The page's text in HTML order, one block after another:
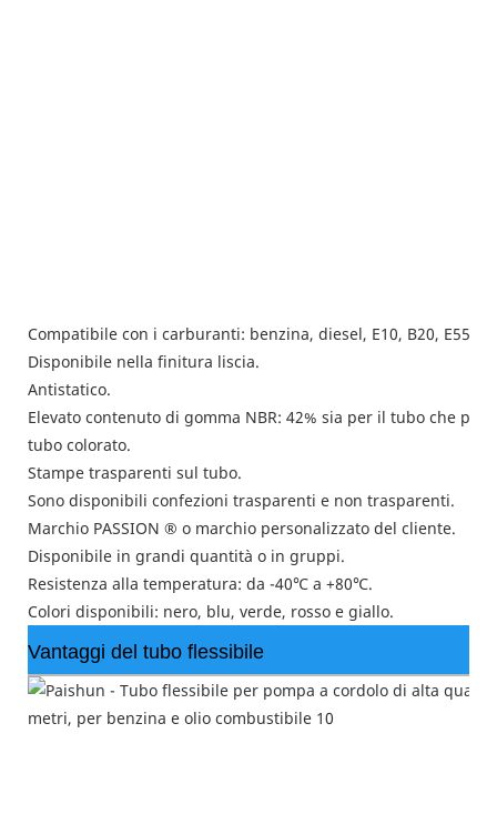
Compatibile con i carburanti: benzina, diesel, E10, B20, E55,
Disponibile nella finitura liscia.
Antistatico.
Elevato contenuto di gomma NBR: 42% sia per il tubo che
tubo colorato.
Stampe trasparenti sul tubo.
Sono disponibili confezioni trasparenti e non trasparenti.
Marchio PASSION ® o marchio personalizzato del cliente.
Disponibile in grandi quantità o in gruppi.
Resistenza alla temperatura: da -40℃ a +80℃.
Colori disponibili: nero, blu, verde, rosso e giallo.
Vantaggi del tubo flessibile